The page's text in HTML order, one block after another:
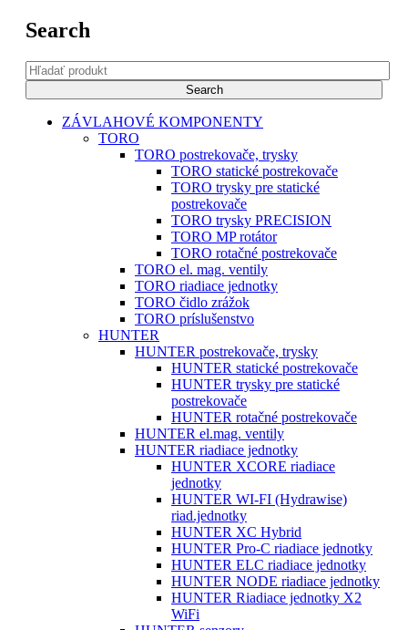
Search
ZÁVLAHOVÉ KOMPONENTY
TORO
TORO postrekovače, trysky
TORO statické postrekovače
TORO trysky pre statické
postrekovače
TORO trysky PRECISION
TORO MP rotátor
TORO rotačné postrekovače
TORO el. mag. ventily
TORO riadiace jednotky
TORO čidlo zrážok
TORO príslušenstvo
HUNTER
HUNTER postrekovače, trysky
HUNTER statické postrekovače
HUNTER trysky pre statické
postrekovače
HUNTER rotačné postrekovače
HUNTER el.mag. ventily
HUNTER riadiace jednotky
HUNTER XCORE riadiace
jednotky
HUNTER WI-FI (Hydrawise)
riad.jednotky
HUNTER XC Hybrid
HUNTER Pro-C riadiace jednotky
HUNTER ELC riadiace jednotky
HUNTER NODE riadiace jednotky
HUNTER Riadiace jednotky X2
WiFi